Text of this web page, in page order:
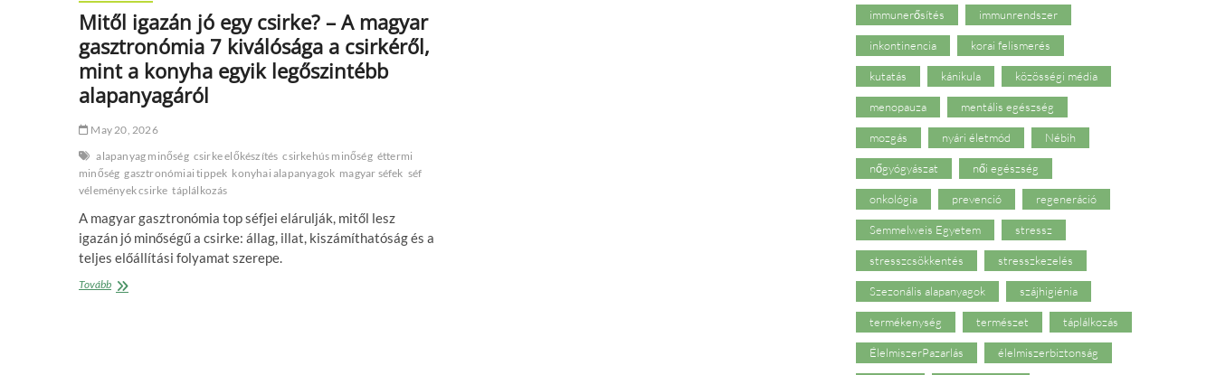
Mitől igazán jó egy csirke? – A magyar
gasztronómia 7 kiválósága a csirkéről,
mint a konyha egyik legőszintébb
alapanyagáról
May 20, 2026
alapanyag minőség csirke előkészítés csirkehús minőség éttermi
minőség gasztronómiai tippek konyhai alapanyagok magyar séfek séf
vélemények csirke táplálkozás
A magyar gasztronómia top séfjei elárulják, mitől lesz
igazán jó minőségű a csirke: állag, illat, kiszámíthatóság és a
teljes előállítási folyamat szerepe.
TovábbMitől
immunerősítés immunrendszer
inkontinencia korai felismerés
kutatás kánikula közösségi média
menopauza mentális egészség
mozgás nyári életmód Nébih
nőgyógyászat női egészség
onkológia prevenció regeneráció
Semmelweis Egyetem stressz
stresszcsökkentés stresszkezelés
Szezonális alapanyagok szájhigiénia
termékenység természet táplálkozás
ÉlelmiszerPazarlás élelmiszerbiztonság